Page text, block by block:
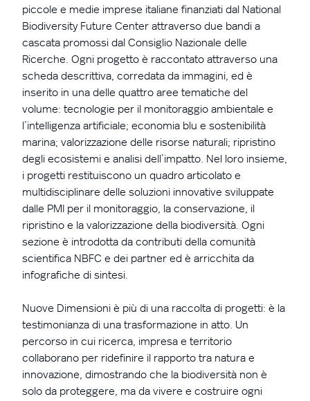
piccole e medie imprese italiane finanziati dal National
Biodiversity Future Center attraverso due bandi a
cascata promossi dal Consiglio Nazionale delle
Ricerche. Ogni progetto è raccontato attraverso una
scheda descrittiva, corredata da immagini, ed è
inserito in una delle quattro aree tematiche del
volume: tecnologie per il monitoraggio ambientale e
l’intelligenza artificiale; economia blu e sostenibilità
marina; valorizzazione delle risorse naturali; ripristino
degli ecosistemi e analisi dell’impatto. Nel loro insieme,
i progetti restituiscono un quadro articolato e
multidisciplinare delle soluzioni innovative sviluppate
dalle PMI per il monitoraggio, la conservazione, il
ripristino e la valorizzazione della biodiversità. Ogni
sezione è introdotta da contributi della comunità
scientifica NBFC e dei partner ed è arricchita da
infografiche di sintesi.
Nuove Dimensioni è più di una raccolta di progetti: è la
testimonianza di una trasformazione in atto. Un
percorso in cui ricerca, impresa e territorio
collaborano per ridefinire il rapporto tra natura e
innovazione, dimostrando che la biodiversità non è
solo da proteggere, ma da vivere e costruire ogni